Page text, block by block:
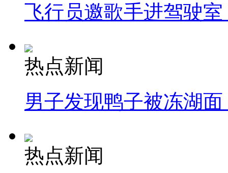
飞行员邀歌手进驾驶
热点新闻
男子发现鸭子被冻湖
热点新闻